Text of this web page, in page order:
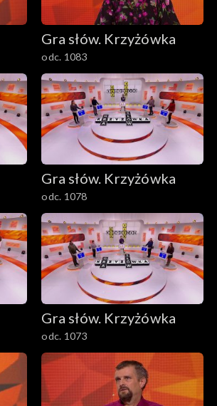
Gra słów. Krzyżówka
odc. 1083
Gra słów. Krzyżówka
odc. 1078
Gra słów. Krzyżówka
odc. 1073